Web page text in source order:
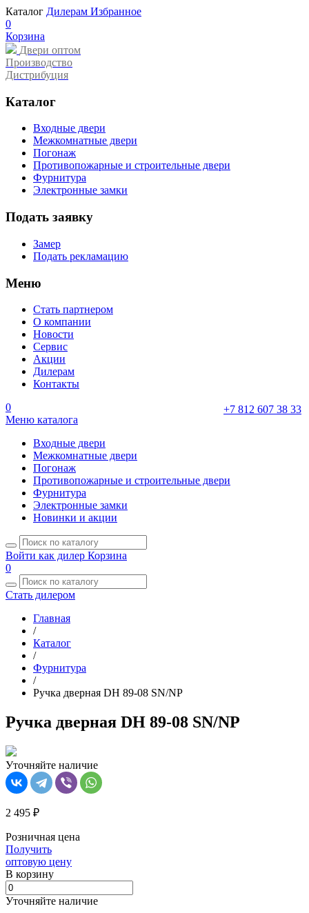
Каталог Дилерам Избранное
0
Корзина
Двери оптом
Производство
Дистрибуция
Каталог
Входные двери
Межкомнатные двери
Погонаж
Противопожарные и строительные двери
Фурнитура
Электронные замки
Подать заявку
Замер
Подать рекламацию
Меню
Стать партнером
О компании
Новости
Сервис
Акции
Дилерам
Контакты
+7 812 607 38 33
0
Меню каталога
Входные двери
Межкомнатные двери
Погонаж
Противопожарные и строительные двери
Фурнитура
Электронные замки
Новинки и акции
Войти как дилер Корзина
0
Стать дилером
Главная
/
Каталог
/
Фурнитура
/
Ручка дверная DH 89-08 SN/NP
Ручка дверная DH 89-08 SN/NP
Уточняйте наличие
2 495 ₽
Розничная цена
Получить
оптовую цену
В корзинy
Уточняйте наличие